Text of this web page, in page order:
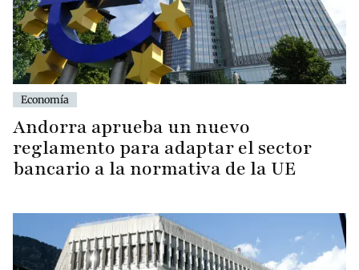
Economía
Andorra aprueba un nuevo
reglamento para adaptar el sector
bancario a la normativa de la UE